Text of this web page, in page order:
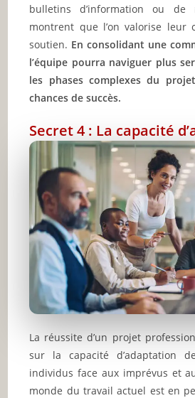
bulletins d’information ou de
montrent que l’on valorise leur
soutien. En consolidant une
l’équipe pourra naviguer plus
les phases complexes du
chances de succès.
Secret 4 : La capacité
La réussite d’un projet
sur la capacité d’adaptation
individus face aux imprévus et
monde du travail actuel est en